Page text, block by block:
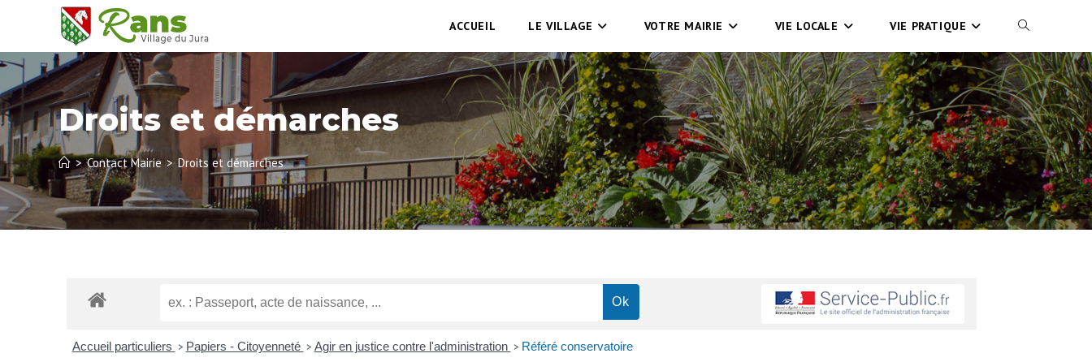
ACCUEIL LE VILLAGE VOTRE MAIRIE VIE LOCALE VIE PRATIQUE
Droits et démarches
> Contact Mairie > Droits et démarches
Accueil particuliers > Papiers - Citoyenneté > Agir en justice contre l'administration > Référé conservatoire